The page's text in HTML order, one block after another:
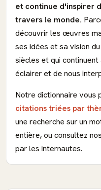
et continue d'inspirer
travers le monde.
découvrir les œuvres
ses idées et sa vision
siècles et qui continuent
éclairer et de nous
Notre dictionnaire vous
citations triées par
une recherche sur un
entière, ou consultez nos
par les internautes.